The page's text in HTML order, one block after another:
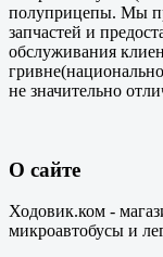
полуприцепы. Мы
запчастей и
обслуживания
не значительно
О сайте
Ходовик.ком -
микроавтобусы и